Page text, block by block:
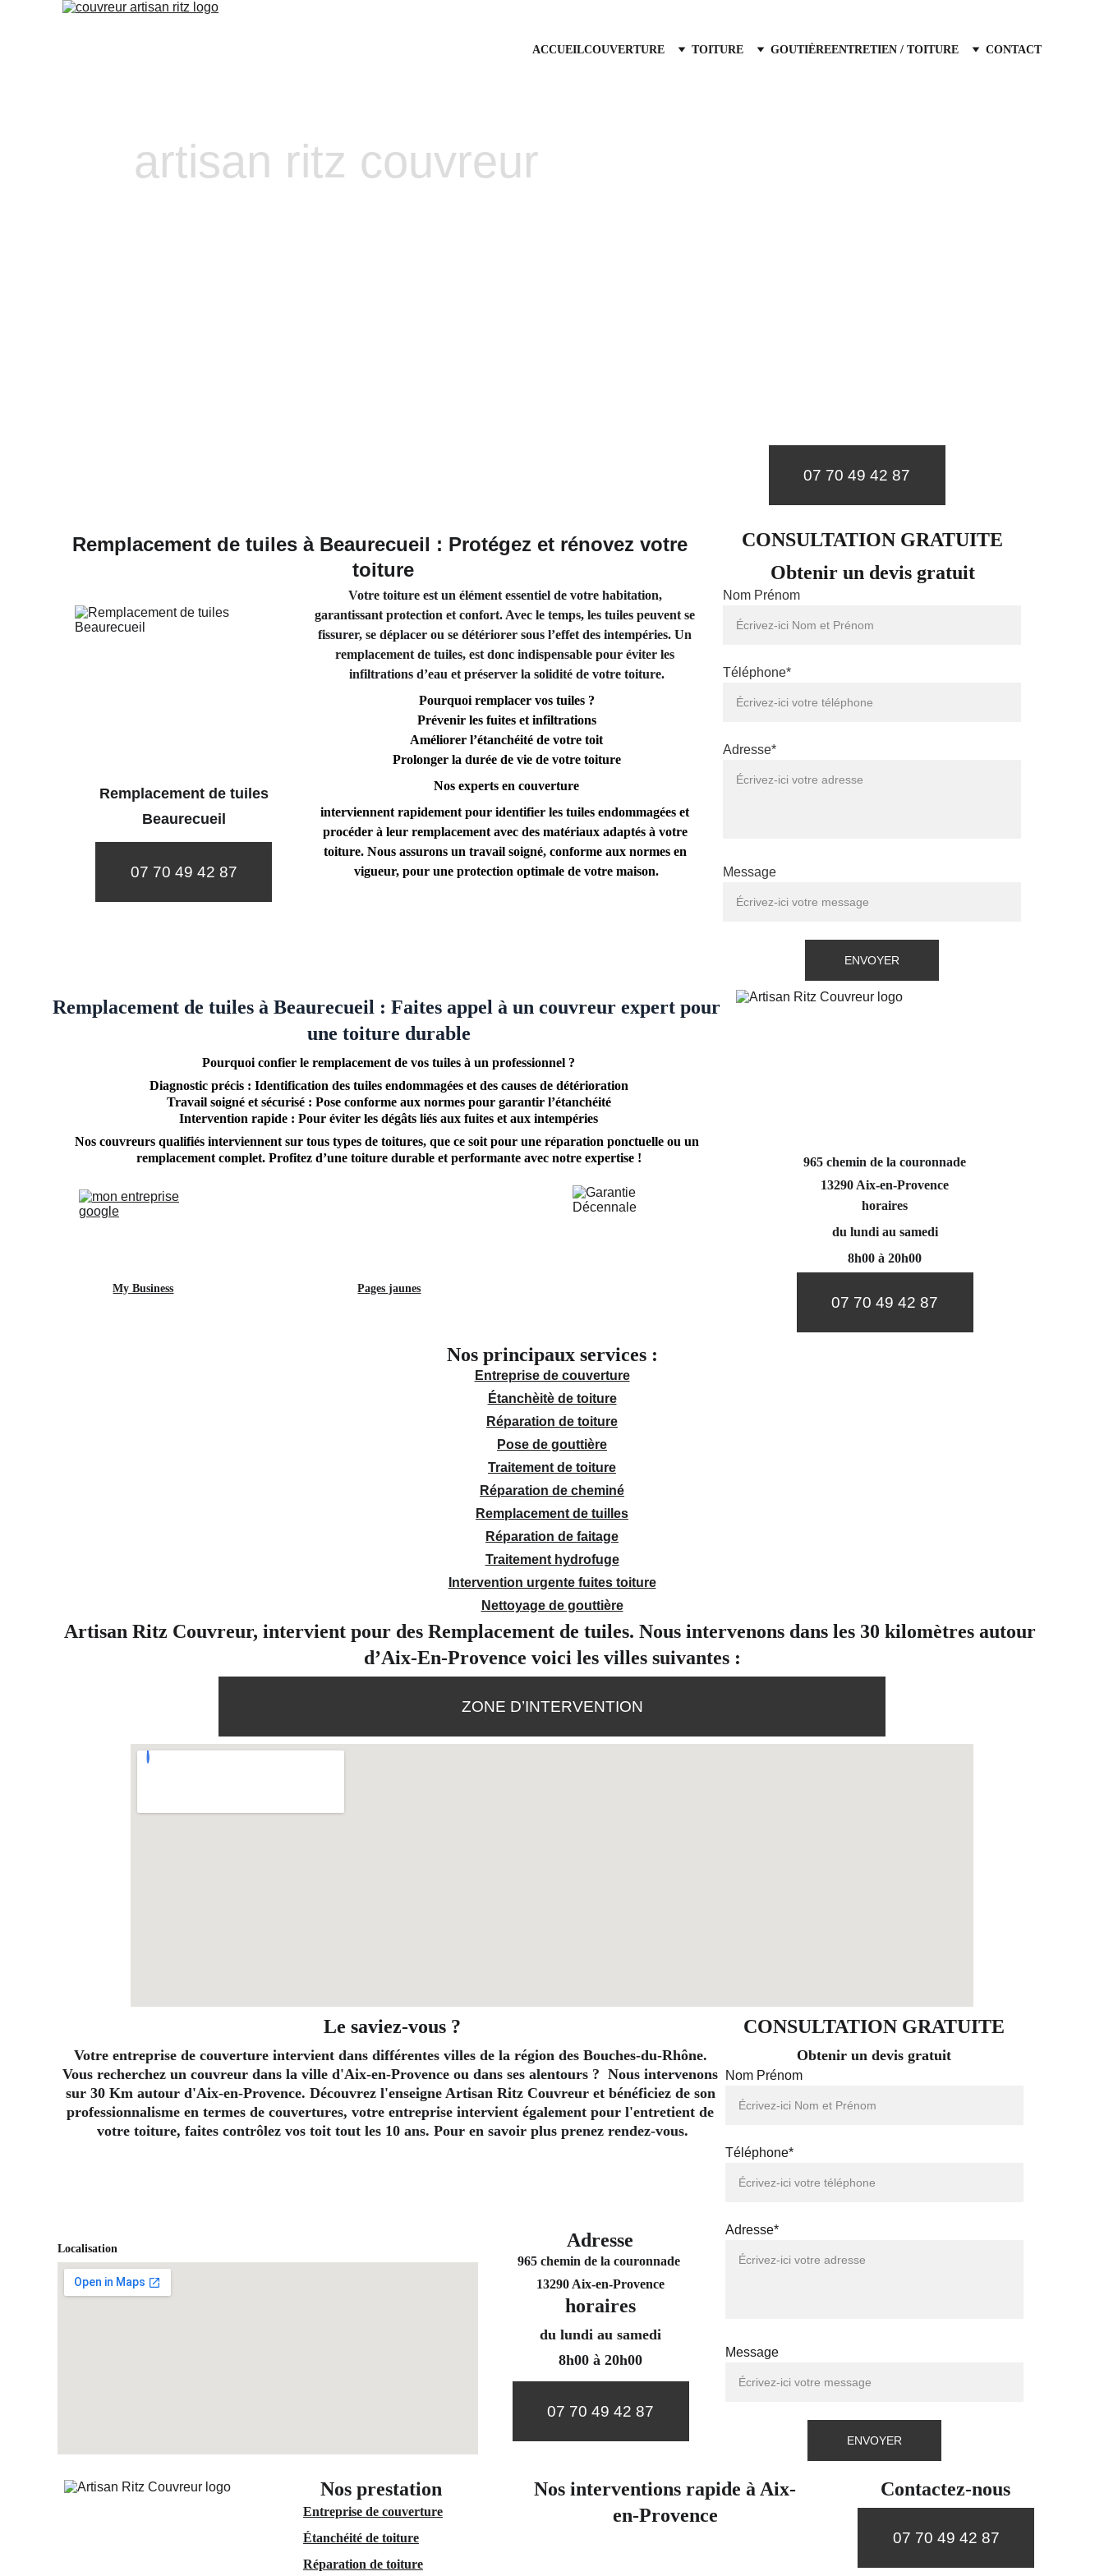
ACCUEILCOUVERTURE TOITURE GOUTIÈREENTRETIEN / TOITURE CONTACT
artisan ritz couvreur
07 70 49 42 87
Nom Prénom
Téléphone*
Adresse*
Message
ENVOYER
07 70 49 42 87
Votre toiture est un élément essentiel de votre habitation,
garantissant protection et confort. Avec le temps, les tuiles peuvent se
fissurer, se déplacer ou se détériorer sous l’effet des intempéries. Un
remplacement de tuiles, est donc indispensable pour éviter les
infiltrations d’eau et préserver la solidité de votre toiture.
Pourquoi remplacer vos tuiles ?
Prévenir les fuites et infiltrations
Améliorer l’étanchéité de votre toit
Prolonger la durée de vie de votre toiture
Nos experts en couverture
interviennent rapidement pour identifier les tuiles endommagées et
procéder à leur remplacement avec des matériaux adaptés à votre
toiture. Nous assurons un travail soigné, conforme aux normes en
vigueur, pour une protection optimale de votre maison.
Remplacement de tuiles
Beaurecueil
Remplacement de tuiles à Beaurecueil : Protégez et rénovez votre
toiture
CONSULTATION GRATUITE
Obtenir un devis gratuit
07 70 49 42 87
965 chemin de la couronnade
13290 Aix-en-Provence
horaires
du lundi au samedi
8h00 à 20h00
My Business Pages jaunes
Remplacement de tuiles à Beaurecueil : Faites appel à un couvreur expert pour
une toiture durable
Pourquoi confier le remplacement de vos tuiles à un professionnel ?
Diagnostic précis : Identification des tuiles endommagées et des causes de détérioration
Travail soigné et sécurisé : Pose conforme aux normes pour garantir l’étanchéité
Intervention rapide : Pour éviter les dégâts liés aux fuites et aux intempéries
Nos couvreurs qualifiés interviennent sur tous types de toitures, que ce soit pour une réparation ponctuelle ou un
remplacement complet. Profitez d’une toiture durable et performante avec notre expertise !
Nos principaux services :
Entreprise de couverture
Étanchèitè de toiture
Réparation de toiture
Pose de gouttière
Traitement de toiture
Réparation de cheminé
Remplacement de tuilles
Réparation de faitage
Traitement hydrofuge
Intervention urgente fuites toiture
Nettoyage de gouttière
Artisan Ritz Couvreur, intervient pour des Remplacement de tuiles. Nous intervenons dans les 30 kilomètres autour
d’Aix-En-Provence voici les villes suivantes :
ZONE D’INTERVENTION
Nom Prénom
Téléphone*
Adresse*
Message
ENVOYER
Adresse
965 chemin de la couronnade
13290 Aix-en-Provence
07 70 49 42 87
Localisation
Le saviez-vous ?
Votre entreprise de couverture intervient dans différentes villes de la région des Bouches-du-Rhône.
Vous recherchez un couvreur dans la ville d'Aix-en-Provence ou dans ses alentours ?  Nous intervenons
sur 30 Km autour d'Aix-en-Provence. Découvrez l'enseigne Artisan Ritz Couvreur et bénéficiez de son
professionnalisme en termes de couvertures, votre entreprise intervient également pour l'entretient de
votre toiture, faites contrôlez vos toit tout les 10 ans. Pour en savoir plus prenez rendez-vous.
CONSULTATION GRATUITE
Obtenir un devis gratuit
horaires
du lundi au samedi
8h00 à 20h00
Contactez-nous
07 70 49 42 87
Nos prestation
Nos interventions rapide à Aix-
en-Provence
Entreprise de couverture
Étanchéité de toiture
Réparation de toiture